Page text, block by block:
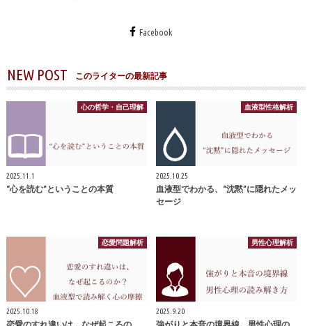
Facebook
NEW POST このライターの最新記事
心の哲学・自己理解
2025.11.1
“心を読む”ということの本質
血液型性格解析
2025.10.25
血液型でわかる、“沈黙”に隠れたメッ
セージ
恋愛問題解析
2025.10.18
男性心理解析
2025.9.20